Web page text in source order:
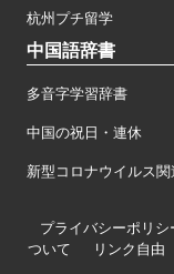
杭州プチ留学
中国語辞書
多音字学習辞書
中国の祝日・連休
新型コロナウイルス
プライバシーポリシ
ついて
リンク自由